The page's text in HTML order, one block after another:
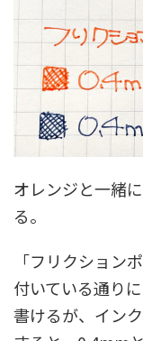
オレンジと一緒
る。
「フリクション
付いている通り
書けるが、イン